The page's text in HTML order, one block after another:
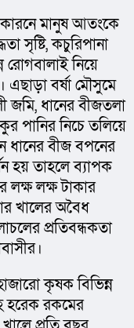
কারনে মানুষ আতংকে
সৃষ্টি, কচুরিপানা
রোগবালাই নিয়ে
এছাড়া বর্ষা মৌসুমে
ধানের বীজতলা
পানির নিচে তলিয়ে
বীজ বপনের
হয় তাহলে ব্যাপক
লক্ষ লক্ষ টাকার
খালের অবৈধ
প্রতিবন্ধকতা
কৃষক বিভিন্ন
হরেক রকমের